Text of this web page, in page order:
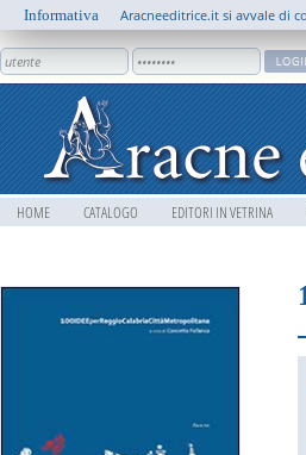
HOME CATALOGO EDITORI IN VETRINA
Informativa Aracneeditrice.it si avvale di